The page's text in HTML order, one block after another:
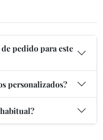
pedido para este
personalizados?